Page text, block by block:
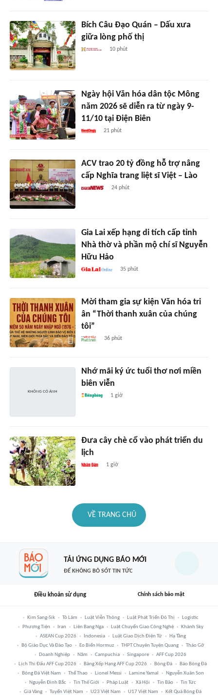
Bích Câu Đạo Quán – Dấu xưa
giữa lòng phố thị
10 phút
Ngày hội Văn hóa dân tộc Mông
năm 2026 sẽ diễn ra từ ngày 9-
11/10 tại Điện Biên
21 phút
ACV trao 20 tỷ đồng hỗ trợ nâng
cấp Nghĩa trang liệt sĩ Việt – Lào
24 phút
Gia Lai xếp hạng di tích cấp tỉnh
Nhà thờ và phần mộ chí sĩ Nguyễn
Hữu Hảo
35 phút
Mời tham gia sự kiện Văn hóa tri
ân “Thời thanh xuân của chúng
tôi”
36 phút
Nhớ mãi ký ức tuổi thơ nơi miền
biên viễn
1 giờ
Đưa cây chè cổ vào phát triển du
lịch
1 giờ
VỀ TRANG CHỦ
TẢI ỨNG DỤNG BÁO MỚI
ĐỂ KHÔNG BỎ SÓT TIN TỨC
Điều khoản sử dụng Chính sách bảo mật
Kim Sang-Sik Tô Lâm Luật Viễn Thông Luật Phát Triển Đô Thị
Logistic
Phương Tiện
Iran Liên Bang Nga Luật Chuyển Giao Công Nghệ
Khánh Sky
ASEAN Cup 2026
Indonesia Luật Giao Dịch Điện Tử
Hạ Tầng
Bộ Giáo Dục Và Đào Tạo
Eo Biển Hormuz THPT Chuyên Tuyên Quang
Tháo Gỡ
Doanh Nghiệp
Năm Campuchia Singapore
AFF Cup 2026
Lịch Thi Đấu AFF Cup 2026
Bảng Xếp Hạng AFF Cup 2026 Bóng Đá
Báo Bóng Đá
Bóng Đá Việt Nam
Thể Thao Lionel Messi Lamine Yamal
Nguyễn Xuân Son
Nguyễn Đình Bắc
Tin Thế Giới Pháp Luật Xã Hội Tin Bão
Tin Tức
Giá Vàng
Tuyển Việt Nam U23 Việt Nam U17 Việt Nam Kết Quả Bóng Đá